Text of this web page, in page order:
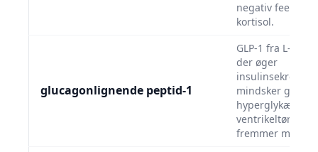
negativ
kortisol.
glucagonlignende peptid-1
GLP-1 fra L-
der øger
insulinsekretion
mindsker
hyperglykæmi.
fremmer